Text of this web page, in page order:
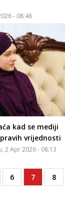
- 08:46
kad se mediji
vrijednosti
2 Apr 2026 - 08:13
Page
6
Current
page
7 Page
8